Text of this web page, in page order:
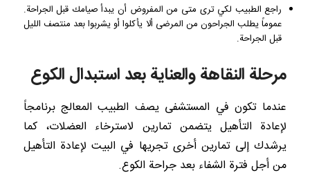
راجع الطبيب لكي ترى متى من المفروض أن يبدأ صيامك قبل الجراحة.
عموماً يطلب الجراحون من المرضى ألا يأكلوا أو يشربوا بعد منتصف الليل
قبل الجراحة.
مرحلة النقاهة والعناية بعد استبدال الكوع
عندما تكون في المستشفى يصف الطبيب المعالج برنامجاً
لإعادة التأهيل يتضمن تمارين لاسترخاء العضلات، كما
يرشدك إلى تمارين أخرى تجريها في البيت لإعادة التأهيل
من أجل فترة الشفاء بعد جراحة الكوع.